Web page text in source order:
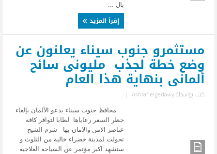
بال ...
إقرأ المزيد
مستثمرو جنوب سيناء يعلنون عن
وضع خطة لجذب مليونى سائح
ألمانى بنهاية هذا العام
كتب بواسطةAshraf elgedawy
|
محافظ جنوب سيناء يدعو الألمان بإلغاء
حظر السفر رعاياها لطابا لتوافر كافة
عناصر الامن والامان بها شرم الشيخ
تحولت لمدينة خضراء خالية من التلوث و
ستشهد اكبر مؤتمر عن السياحة العلاجية